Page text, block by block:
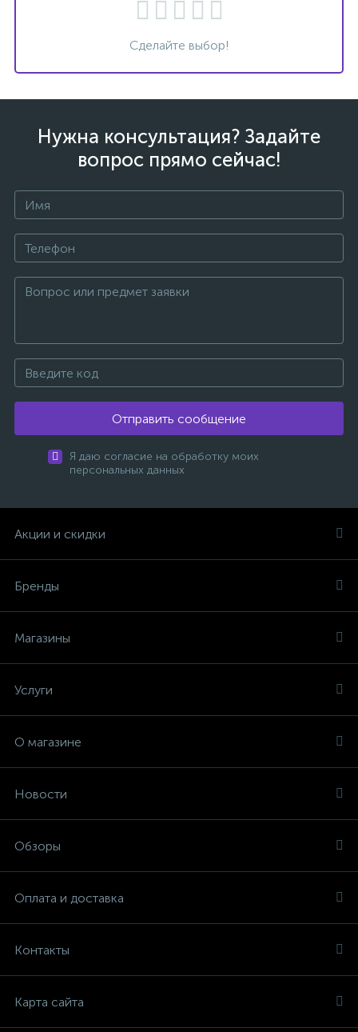
Сделайте выбор!
Нужна консультация? Задайте
вопрос прямо сейчас!
Отправить сообщение
Я даю согласие на обработку моих
персональных данных
Акции и скидки
Бренды
Магазины
Услуги
О магазине
Новости
Обзоры
Оплата и доставка
Контакты
Карта сайта